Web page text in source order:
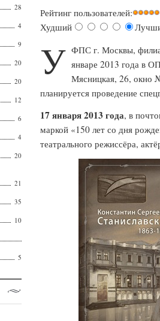
Рейтинг пользователей:
Худший
У ФПС г. Москвы,
январе 2013 года в
Мясницкая, 26, окно
планируется проведение
17 января 2013 года, в
маркой «150 лет со дня
театрального режиссёра,
28
4
9
20
20
12
6
4
20
21
35
10
5